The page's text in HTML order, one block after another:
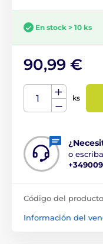
En stock > 10 ks
90,99 €
ks
o
Código del
Información del